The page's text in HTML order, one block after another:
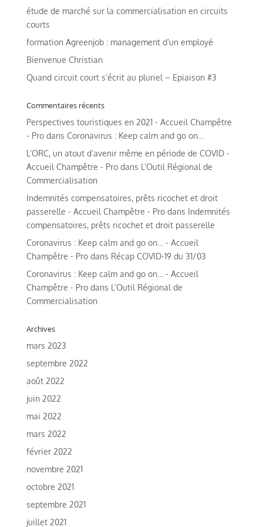
étude de marché sur la commercialisation en circuits
courts
formation Agreenjob : management d’un employé
Bienvenue Christian
Quand circuit court s’écrit au pluriel – Epiaison #3
Commentaires récents
Perspectives touristiques en 2021 - Accueil Champêtre
- Prodans Coronavirus : Keep calm and go on…
L’ORC, un atout d’avenir même en période de COVID -
Accueil Champêtre - Prodans L’Outil Régional de
Commercialisation
Indemnités compensatoires, prêts ricochet et droit
passerelle - Accueil Champêtre - Prodans Indemnités
compensatoires, prêts ricochet et droit passerelle
Coronavirus : Keep calm and go on… - Accueil
Champêtre - Prodans Récap COVID-19 du 31/03
Coronavirus : Keep calm and go on… - Accueil
Champêtre - Prodans L’Outil Régional de
Commercialisation
Archives
mars 2023
septembre 2022
août 2022
juin 2022
mai 2022
mars 2022
février 2022
novembre 2021
octobre 2021
septembre 2021
juillet 2021